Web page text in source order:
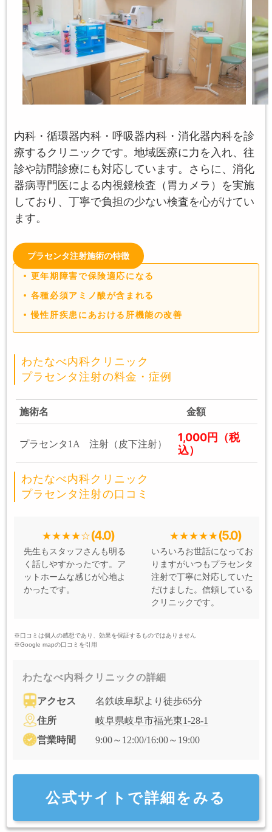
内科・循環器内科・呼吸器内科・消化器内科を診
療するクリニックです。地域医療に力を入れ、往
診や訪問診療にも対応しています。さらに、消化
器病専門医による内視鏡検査（胃カメラ）を実施
しており、丁寧で負担の少ない検査を心がけてい
ます。
プラセンタ注射施術の特徴
更年期障害で保険適応になる
各種必須アミノ酸が含まれる
慢性肝疾患にあおける肝機能の改善
わたなべ内科クリニック
プラセンタ注射の料金・症例
施術名 金額
プラセンタ1A 注射（皮下注射）
1,000円（税
込）
わたなべ内科クリニック
プラセンタ注射の口コミ
(4.0)
先生もスタッフさんも明る
く話しやすかったです。ア
ットホームな感じが心地よ
かったです。
(5.0)
いろいろお世話になってお
りますがいつもプラセンタ
注射で丁寧に対応していた
だけました。信頼している
クリニックです。
※口コミは個人の感想であり、効果を保証するものではありません
※Google mapの口コミを引用
わたなべ内科クリニックの詳細
アクセス
名鉄岐阜駅より徒歩65分
住所
岐阜県岐阜市福光東1-28-1
営業時間
9:00～12:00/16:00～19:00
公式サイトで詳細をみる